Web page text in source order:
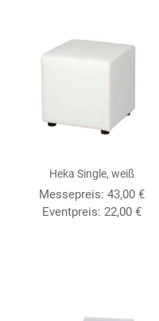
Heka Single, weiß
Messepreis: 43,00 €
Eventpreis: 22,00 €